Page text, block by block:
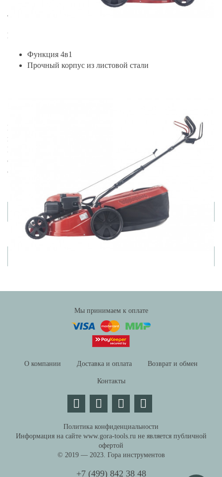
Start. Повышенная мощность при уменьшенном расходе
топлива.
Преимущества:
Функция 4в1
Прочный корпус из листовой стали
Газонокосилка AL-KO SOLO 5231 SP-A, артикул 127603 по
цене 42390 руб. Мы предлагаем ведущих производителей.
Приобрести данный товар Вы можете on-line на нашем
сайте или по телефону +7 (499) 842 38 48. Возможен
самовывоз.
Товары из этой категории
Мы принимаем к оплате
О компании Доставка и оплата Возврат и обмен
Контакты
Политика конфиденциальности
Информация на сайте www.gora-tools.ru не является публичной
офертой
© 2019 — 2023. Гора инструментов
+7 (499) 842 38 48